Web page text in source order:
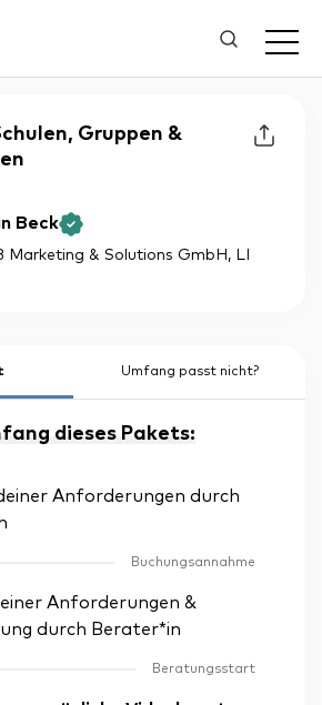
Gruppen &
Beck
Marketing & Solutions GmbH , LI
Umfang passt nicht?
dieses Pakets:
Anforderungen durch
Buchungsannahme
Anforderungen &
durch Berater*in
Beratungsstart